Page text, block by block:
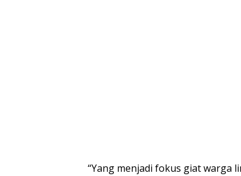
“Yang menjadi fokus giat warga